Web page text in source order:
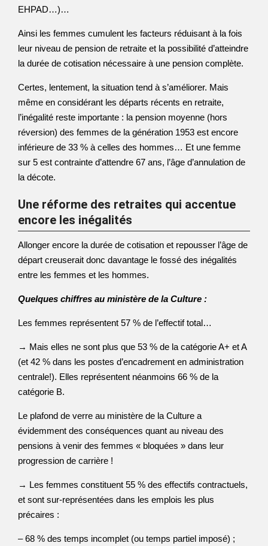
EHPAD…)…
Ainsi les femmes cumulent les facteurs réduisant à la fois
leur niveau de pension de retraite et la possibilité d’atteindre
la durée de cotisation nécessaire à une pension complète.
Certes, lentement, la situation tend à s’améliorer. Mais
même en considérant les départs récents en retraite,
l’inégalité reste importante : la pension moyenne (hors
réversion) des femmes de la génération 1953 est encore
inférieure de 33 % à celles des hommes… Et une femme
sur 5 est contrainte d’attendre 67 ans, l’âge d’annulation de
la décote.
Une réforme des retraites qui accentue
encore les inégalités
Allonger encore la durée de cotisation et repousser l’âge de
départ creuserait donc davantage le fossé des inégalités
entre les femmes et les hommes.
Quelques chiffres au ministère de la Culture :
Les femmes représentent 57 % de l’effectif total…
→ Mais elles ne sont plus que 53 % de la catégorie A+ et A
(et 42 % dans les postes d’encadrement en administration
centrale!). Elles représentent néanmoins 66 % de la
catégorie B.
Le plafond de verre au ministère de la Culture a
évidemment des conséquences quant au niveau des
pensions à venir des femmes « bloquées » dans leur
progression de carrière !
→ Les femmes constituent 55 % des effectifs contractuels,
et sont sur-représentées dans les emplois les plus
précaires :
– 68 % des temps incomplet (ou temps partiel imposé) ;